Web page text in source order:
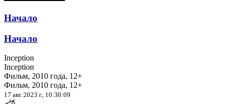
Начало
Начало
Inception
Inception
Фильм, 2010 года, 12+
Фильм, 2010 года, 12+
17 авг. 2023 г., 10:30:09